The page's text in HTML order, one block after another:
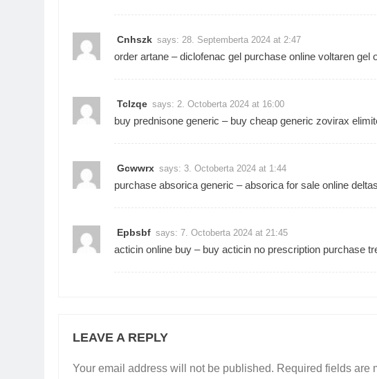
Cnhszk says: 28. Septemberta 2024 at 2:47
order artane –diclofenac gel purchase online voltaren gel
Tclzqe says: 2. Octoberta 2024 at 16:00
buy prednisone generic – buy cheap generic zovirax
Gcwwrx says: 3. Octoberta 2024 at 1:44
purchase absorica generic –absorica for sale online
Epbsbf says: 7. Octoberta 2024 at 21:45
acticin online buy – buy acticin no prescription purchase
LEAVE A REPLY
Your email address will not be published. Required fields are